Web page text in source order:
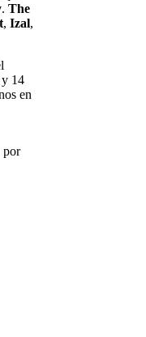
. The
, Izal,
14
en
por